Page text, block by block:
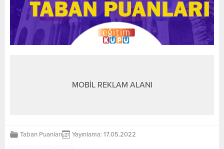
MOBİL REKLAM ALANI
Taban Puanları Yayınlama: 17.05.2022